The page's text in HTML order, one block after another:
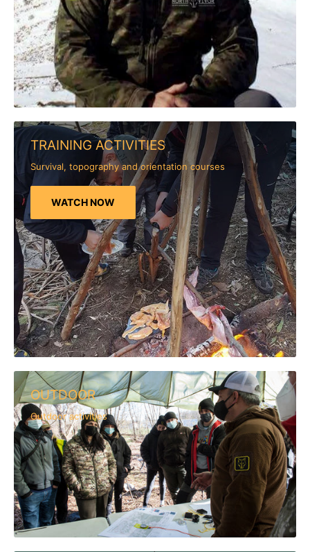
TRAINING ACTIVITIES
Survival, topography and orientation courses
WATCH NOW
OUTDOOR
Outdoor activities